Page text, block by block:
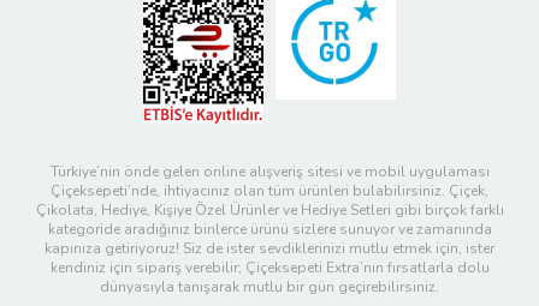
Türkiye’nin önde gelen online alışveriş sitesi ve mobil uygulaması
Çiçeksepeti’nde, ihtiyacınız olan tüm ürünleri bulabilirsiniz. Çiçek,
Çikolata, Hediye, Kişiye Özel Ürünler ve Hediye Setleri gibi birçok farklı
kategoride aradığınız binlerce ürünü sizlere sunuyor ve zamanında
kapınıza getiriyoruz! Siz de ister sevdiklerinizi mutlu etmek için, ister
kendiniz için sipariş verebilir; Çiçeksepeti Extra’nın fırsatlarla dolu
dünyasıyla tanışarak mutlu bir gün geçirebilirsiniz.